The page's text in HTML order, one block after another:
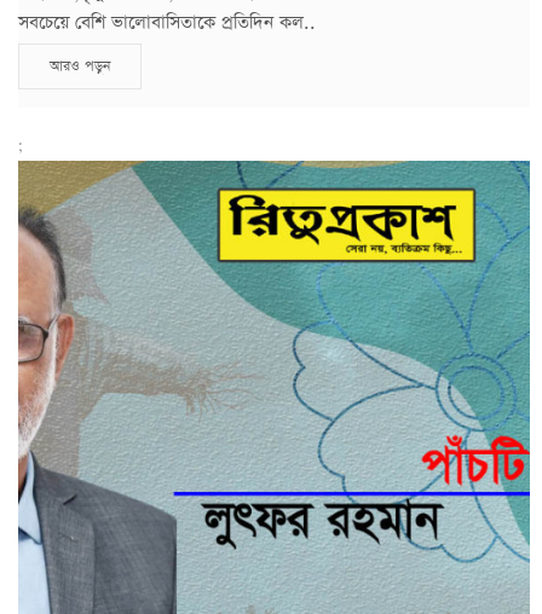
সবচেয়ে বেশি ভালোবাসিতাকে প্রতিদিন কল..
আরও পড়ুন
;